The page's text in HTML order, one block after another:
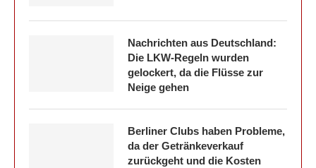
Nachrichten aus Deutschland:
Die LKW-Regeln wurden
gelockert, da die Flüsse zur
Neige gehen
Berliner Clubs haben Probleme,
da der Getränkeverkauf
zurückgeht und die Kosten